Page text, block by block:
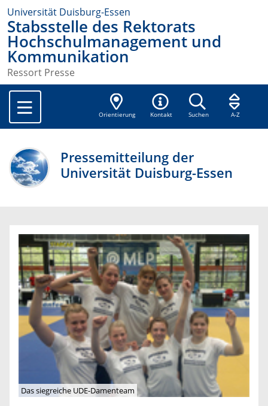
Universität Duisburg-Essen
Stabsstelle des Rektorats
Hochschulmanagement und
Kommunikation
Ressort Presse
Orientierung Kontakt Suchen A-Z
Pressemitteilung der
Universität Duisburg-Essen
Das siegreiche UDE-Damenteam